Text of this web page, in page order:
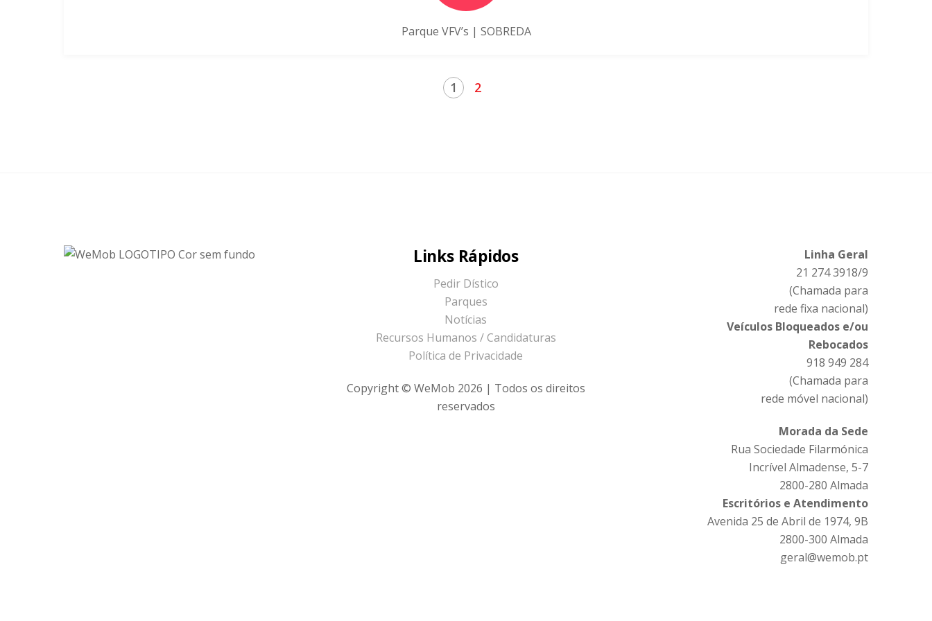
Parque VFV’s | SOBREDA
1 2
Links Rápidos
Pedir Dístico
Parques
Notícias
Recursos Humanos / Candidaturas
Política de Privacidade
Copyright © WeMob 2026 | Todos os direitos
reservados
Linha Geral
21 274 3918/9
(Chamada para
rede fixa nacional)
Veículos Bloqueados e/ou
Rebocados
918 949 284
(Chamada para
rede móvel nacional)
Morada da Sede
Rua Sociedade Filarmónica
Incrível Almadense, 5-7
2800-280 Almada
Escritórios e Atendimento
Avenida 25 de Abril de 1974, 9B
2800-300 Almada
geral@wemob.pt